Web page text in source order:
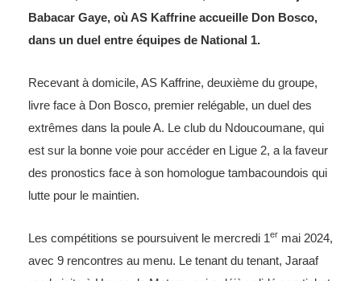
Babacar Gaye, où AS Kaffrine accueille Don Bosco,
dans un duel entre équipes de National 1.
Recevant à domicile, AS Kaffrine, deuxième du groupe,
livre face à Don Bosco, premier relégable, un duel des
extrêmes dans la poule A. Le club du Ndoucoumane, qui
est sur la bonne voie pour accéder en Ligue 2, a la faveur
des pronostics face à son homologue tambacoundois qui
lutte pour le maintien.
Les compétitions se poursuivent le mercredi 1er mai 2024,
avec 9 rencontres au menu. Le tenant du tenant, Jaraaf